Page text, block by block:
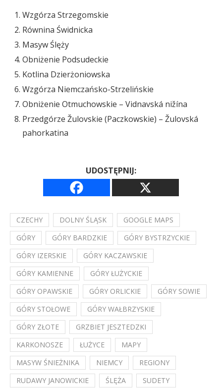
Wzgórza Strzegomskie
Równina Świdnicka
Masyw Ślęży
Obniżenie Podsudeckie
Kotlina Dzierżoniowska
Wzgórza Niemczańsko-Strzelińskie
Obniżenie Otmuchowskie – Vidnavská nižína
Przedgórze Žulovskie (Paczkowskie) – Žulovská
pahorkatina
UDOSTĘPNIJ:
CZECHY DOLNY ŚLĄSK
GOOGLE MAPS
GÓRY
GÓRY BARDZKIE
GÓRY BYSTRZYCKIE
GÓRY IZERSKIE
GÓRY KACZAWSKIE
GÓRY KAMIENNE
GÓRY ŁUŻYCKIE
GÓRY OPAWSKIE
GÓRY ORLICKIE
GÓRY SOWIE
GÓRY STOŁOWE
GÓRY WAŁBRZYSKIE
GÓRY ZŁOTE
GRZBIET JESZTEDZKI
KARKONOSZE
ŁUŻYCE
MAPY
MASYW ŚNIEŻNIKA
NIEMCY
REGIONY
RUDAWY JANOWICKIE
ŚLĘŻA
SUDETY